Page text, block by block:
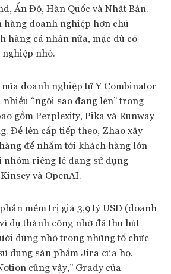
Ấn Độ, Hàn Quốc và Nhật Bản.
hàng doanh nghiệp hơn chứ
hàng cá nhân nữa, mặc dù có
nhỏ.
doanh nghiệp từ Y Combinator
nhiều “ngôi sao đang lên” trong
gồm Perplexity, Pika và Runway
Để lên cấp tiếp theo, Zhao xây
để nhắm tới khách hàng lớn
nhóm riêng lẻ đang sử dụng
và OpenAI.
mềm trị giá 3,9 tỷ USD (doanh
dụ thành công nhờ đã thu hút
dùng nhỏ trong những tổ chức
dụng sản phẩm Jira của họ.
cũng vậy,” Grady của